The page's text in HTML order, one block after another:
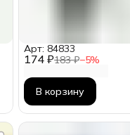
174 ₽183 ₽−5%
Арт: 84833
В корзину